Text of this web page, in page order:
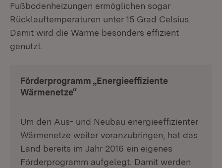
Fußbodenheizungen ermöglichen sogar
Rücklauftemperaturen unter 15 Grad Celsius.
Damit wird die Wärme besonders effizient
genutzt.
Förderprogramm „Energieeffiziente
Wärmenetze“
Um den Aus- und Neubau energieeffizienter
Wärmenetze weiter voranzubringen, hat das
Land bereits im Jahr 2016 ein eigenes
Förderprogramm aufgelegt. Damit werden